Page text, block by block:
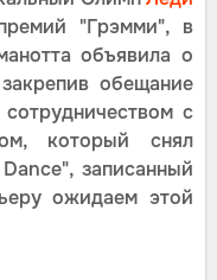
"Грэмми", в
объявила о
обещание
с
который снял
записанный
ожидаем этой